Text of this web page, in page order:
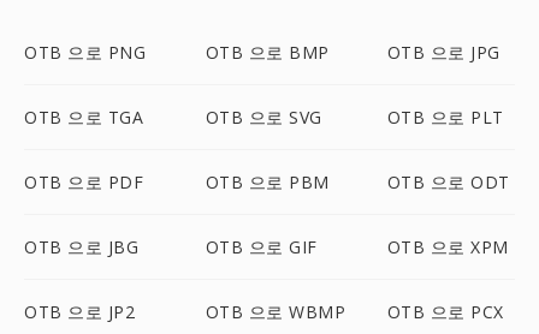
OTB 으로 PNG OTB 으로 BMP OTB 으로 JPG
OTB 으로 TGA OTB 으로 SVG OTB 으로 PLT
OTB 으로 PDF OTB 으로 PBM OTB 으로 ODT
OTB 으로 JBG OTB 으로 GIF OTB 으로 XPM
OTB 으로 JP2 OTB 으로 WBMP OTB 으로 PCX